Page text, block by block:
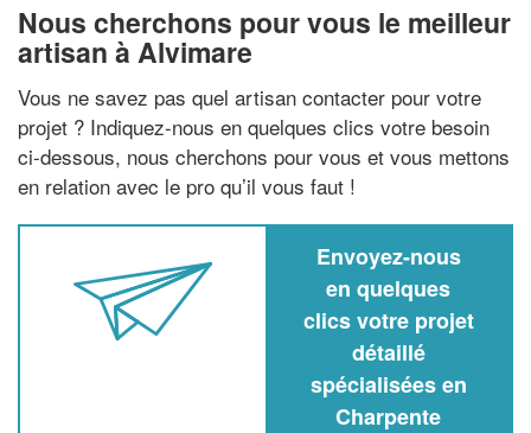
Nous cherchons pour vous le meilleur
artisan à Alvimare
Vous ne savez pas quel artisan contacter pour votre
projet ? Indiquez-nous en quelques clics votre besoin
ci-dessous, nous cherchons pour vous et vous mettons
en relation avec le pro qu’il vous faut !
Envoyez-nous
en quelques
clics votre projet
détaillé
spécialisées en
Charpente